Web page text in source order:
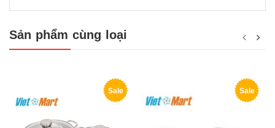
Sản phẩm cùng loại
Sale Sale